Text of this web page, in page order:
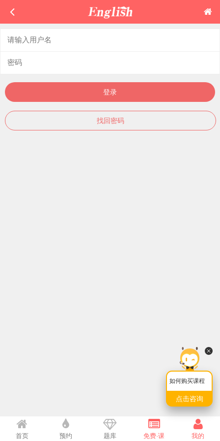
登录
找回密码
如何购买课程
点击咨询
首页 预约 题库 免费·课 我的